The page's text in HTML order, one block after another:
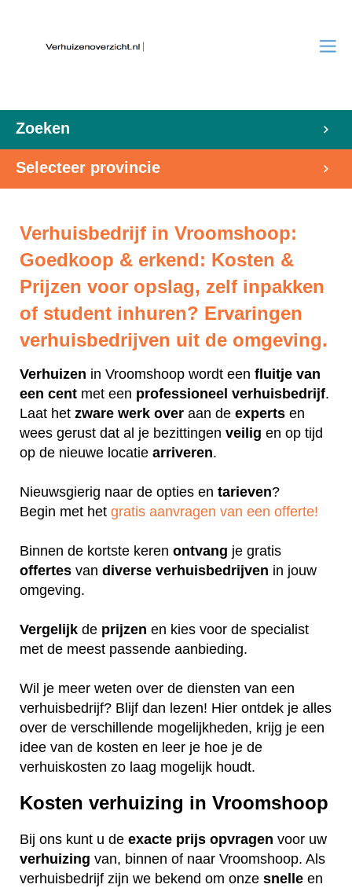
Zoeken
Selecteer provincie
Verhuisbedrijf in Vroomshoop:
Goedkoop & erkend: Kosten &
Prijzen voor opslag, zelf inpakken
of student inhuren? Ervaringen
verhuisbedrijven uit de omgeving.
Verhuizen in Vroomshoop wordt een fluitje van
een cent met een professioneel verhuisbedrijf.
Laat het zware werk over aan de experts en
wees gerust dat al je bezittingen veilig en op tijd
op de nieuwe locatie arriveren.
Nieuwsgierig naar de opties en tarieven?
Begin met het gratis aanvragen van een offerte!
Binnen de kortste keren ontvang je gratis
offertes van diverse verhuisbedrijven in jouw
omgeving.
Vergelijk de prijzen en kies voor de specialist
met de meest passende aanbieding.
Wil je meer weten over de diensten van een
verhuisbedrijf? Blijf dan lezen! Hier ontdek je alles
over de verschillende mogelijkheden, krijg je een
idee van de kosten en leer je hoe je de
verhuiskosten zo laag mogelijk houdt.
Kosten verhuizing in Vroomshoop
Bij ons kunt u de exacte prijs opvragen voor uw
verhuizing van, binnen of naar Vroomshoop. Als
verhuisbedrijf zijn we bekend om onze snelle en